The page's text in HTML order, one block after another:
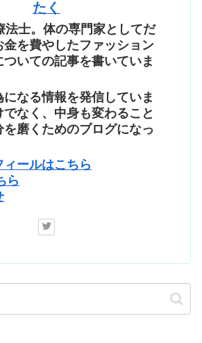
たく
法士。体の専門家としてだ
金を費やしたファッション
ついての記事を書いていま
なる情報を発信していま
なく、中身も変わること
を磨くためのブログになっ
ールはこちら
ら